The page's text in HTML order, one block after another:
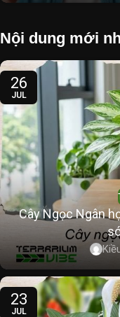
Nội dung mới
26
JUL
Cây Ngọc Ngân
23
JUL